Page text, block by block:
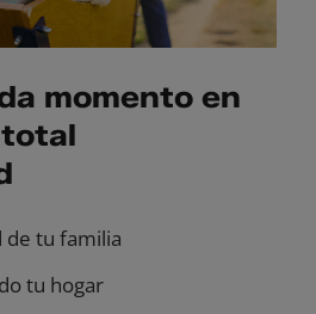
momento en
de tu familia
tu hogar